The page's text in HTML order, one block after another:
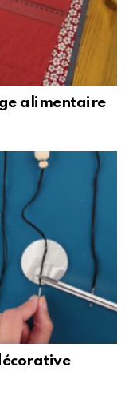
alimentaire